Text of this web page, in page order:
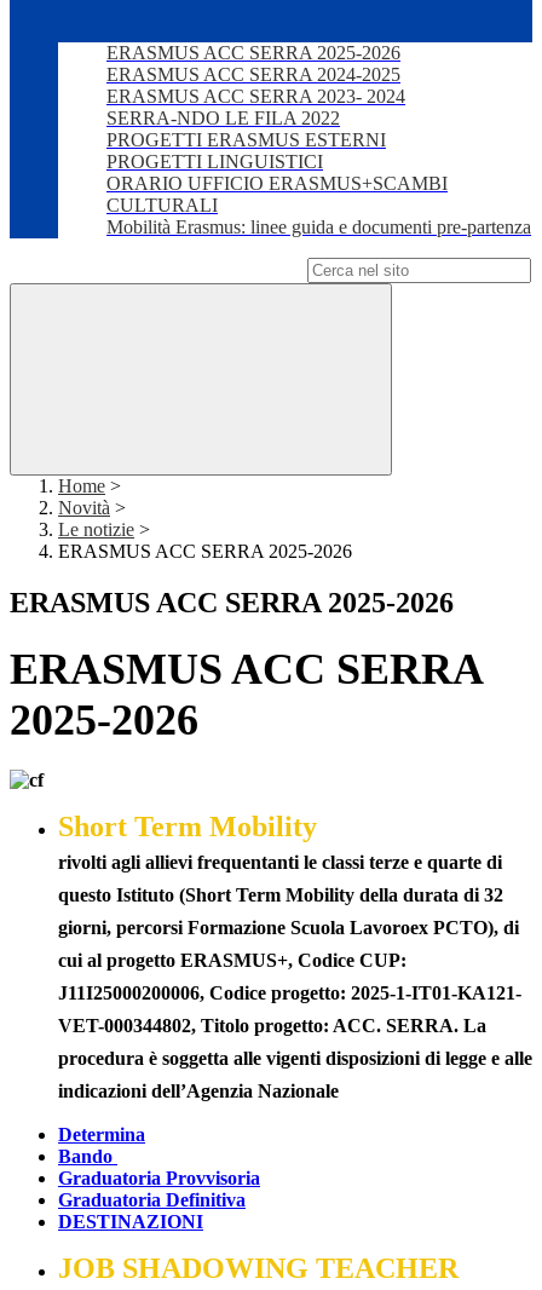
ERASMUS ACC SERRA 2025-2026
ERASMUS ACC SERRA 2024-2025
ERASMUS ACC SERRA 2023- 2024
SERRA-NDO LE FILA 2022
PROGETTI ERASMUS ESTERNI
PROGETTI LINGUISTICI
ORARIO UFFICIO ERASMUS+SCAMBI
CULTURALI
Mobilità Erasmus: linee guida e documenti pre-partenza
Home >
Novità >
Le notizie >
ERASMUS ACC SERRA 2025-2026
ERASMUS ACC SERRA 2025-2026
ERASMUS ACC SERRA
2025-2026
Short Term Mobility
rivolti agli allievi frequentanti le classi terze e quarte di
questo Istituto (Short Term Mobility della durata di 32
giorni, percorsi Formazione Scuola Lavoroex PCTO), di
cui al progetto ERASMUS+, Codice CUP:
J11I25000200006, Codice progetto: 2025-1-IT01-KA121-
VET-000344802, Titolo progetto: ACC. SERRA. La
procedura è soggetta alle vigenti disposizioni di legge e alle
indicazioni dell’Agenzia Nazionale
Determina
Bando
Graduatoria Provvisoria
Graduatoria Definitiva
DESTINAZIONI
JOB SHADOWING TEACHER